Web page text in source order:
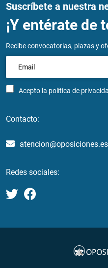
Suscríbete a nuestra
¡Y entérate de
Recibe convocatorias, plazas y
Acepto la política de
Contacto:
atencion@oposiciones.es
Redes sociales: